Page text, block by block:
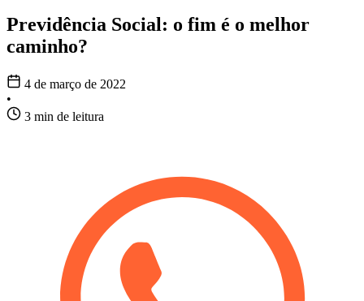
Previdência Social: o fim é o melhor
caminho?
4 de março de 2022
•
3 min de leitura